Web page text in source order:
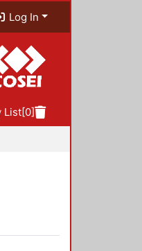
Log In
List[0]